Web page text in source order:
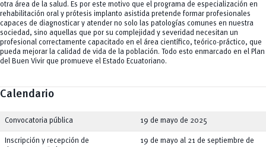
otra área de la salud. Es por este motivo que el programa de especialización en
rehabilitación oral y prótesis implanto asistida pretende formar profesionales
capaces de diagnosticar y atender no solo las patologías comunes en nuestra
sociedad, sino aquellas que por su complejidad y severidad necesitan un
profesional correctamente capacitado en el área científico, teórico-práctico, que
pueda mejorar la calidad de vida de la población. Todo esto enmarcado en el Plan
del Buen Vivir que promueve el Estado Ecuatoriano.
Calendario
Convocatoria pública 19 de mayo de 2025
Inscripción y recepción de
19 de mayo al 21 de septiembre de